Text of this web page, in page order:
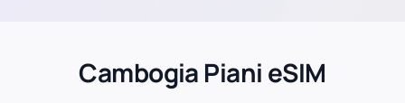
Cambogia Piani eSIM